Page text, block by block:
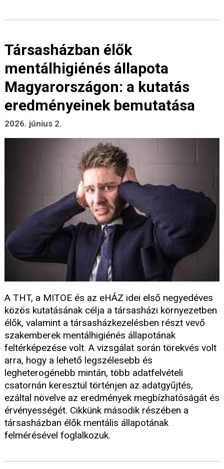
Társasházban élők
mentálhigiénés állapota
Magyarországon: a kutatás
eredményeinek bemutatása
2026. június 2.
A THT, a MITOE és az eHÁZ idei első negyedéves
közös kutatásának célja a társasházi környezetben
élők, valamint a társasházkezelésben részt vevő
szakemberek mentálhigiénés állapotának
feltérképezése volt. A vizsgálat során törekvés volt
arra, hogy a lehető legszélesebb és
legheterogénebb mintán, több adatfelvételi
csatornán keresztül történjen az adatgyűjtés,
ezáltal növelve az eredmények megbízhatóságát és
érvényességét. Cikkünk második részében a
társasházban élők mentális állapotának
felmérésével foglalkozuk.